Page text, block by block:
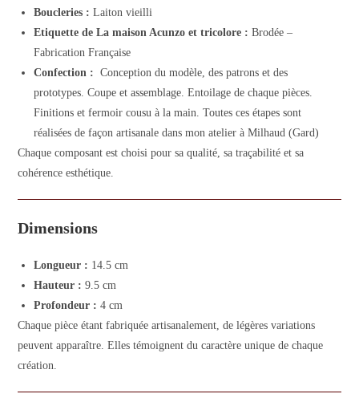
Boucleries : Laiton vieilli
Etiquette de La maison Acunzo et tricolore : Brodée –
Fabrication Française
Confection : Conception du modèle, des patrons et des
prototypes. Coupe et assemblage. Entoilage de chaque pièces.
Finitions et fermoir cousu à la main. Toutes ces étapes sont
réalisées de façon artisanale dans mon atelier à Milhaud (Gard)
Chaque composant est choisi pour sa qualité, sa traçabilité et sa
cohérence esthétique.
Dimensions
Longueur : 14.5 cm
Hauteur : 9.5 cm
Profondeur : 4 cm
Chaque pièce étant fabriquée artisanalement, de légères variations
peuvent apparaître. Elles témoignent du caractère unique de chaque
création.